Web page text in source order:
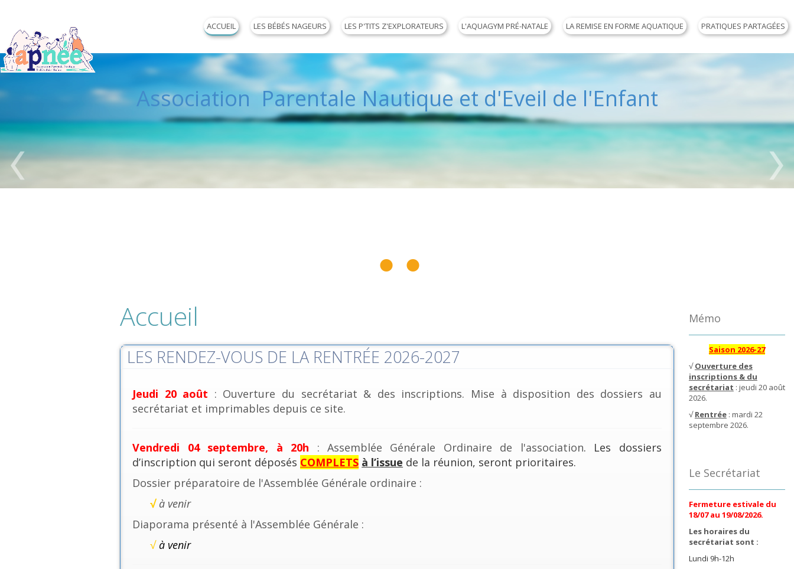
ACCUEIL LES BÉBÉS NAGEURS LES P'TITS Z'EXPLORATEURS L'AQUAGYM PRÉ-NATALE LA REMISE EN FORME AQUATIQUE PRATIQUES PARTAGÉES
Association Parentale Nautique et d'Eveil de l'Enfant
Accueil
LES RENDEZ-VOUS DE LA RENTRÉE 2026-2027
Jeudi 20 août : Ouverture du secrétariat & des inscriptions. Mise à disposition des dossiers au
secrétariat et imprimables depuis ce site.
Vendredi 04 septembre, à 20h : Assemblée Générale Ordinaire de l'association. Les dossiers
d’inscription qui seront déposés COMPLETS à l’issue de la réunion, seront prioritaires.
Dossier préparatoire de l'Assemblée Générale ordinaire :
√ à venir
Diaporama présenté à l'Assemblée Générale :
√à venir
Mémo
Saison 2026-27
√Ouverture des
inscriptions & du
secrétariat : jeudi 20 août
2026.
√Rentrée: mardi 22
septembre 2026.
Le Secrétariat
Fermeture estivale du
18/07 au 19/08/2026.
Les horaires du
secrétariat sont :
Lundi 9h-12h